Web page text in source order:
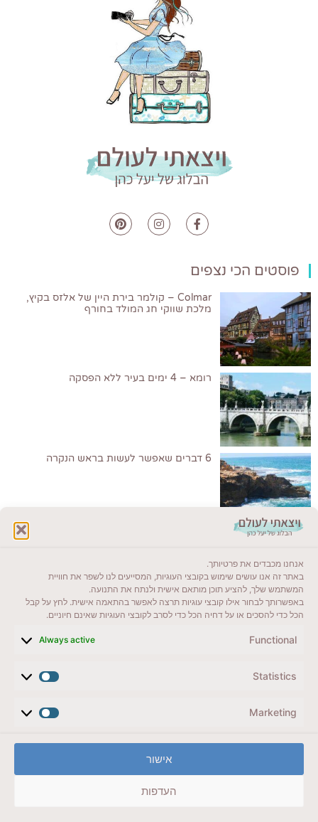
אנחנו מכבדים את פרטיותך.
באתר זה אנו עושים שימוש בקובצי העוגיות, המסייעים לנו לשפר את חוויית
המשתמש שלך, להציע תוכן מותאם אישית ולנתח את התנועה.
באפשרותך לבחור אילו קובצי עוגיות תרצה לאפשר בהתאמה אישית. לחץ על קבל
הכל כדי להסכים או על דחיה הכל כדי לסרב לקובצי העוגיות שאינם חיוניים.
Functional
Always active
Statistics
Marketing
אישור
העדפות
פוסטים הכי נצפים
Colmar – קולמר בירת היין של אלזס בקיץ,
מלכת שווקי חג המולד בחורף
רומא – 4 ימים בעיר ללא הפסקה
6 דברים שאפשר לעשות בראש הנקרה
ייעדים מומלצים
מדריכים ועזרים
לשליחת הודעת וואטסאפ
veyatsati.laolam@gmail.com
מדיניות פרטיות // תנאי שימוש באתר